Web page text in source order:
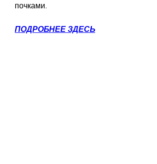
почками.
ПОДРОБНЕЕ ЗДЕСЬ